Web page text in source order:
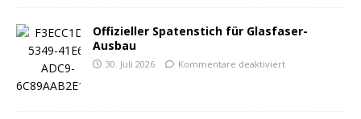
Offizieller Spatenstich für Glasfaser-
Ausbau
30. Juli 2026 Kommentare deaktiviert